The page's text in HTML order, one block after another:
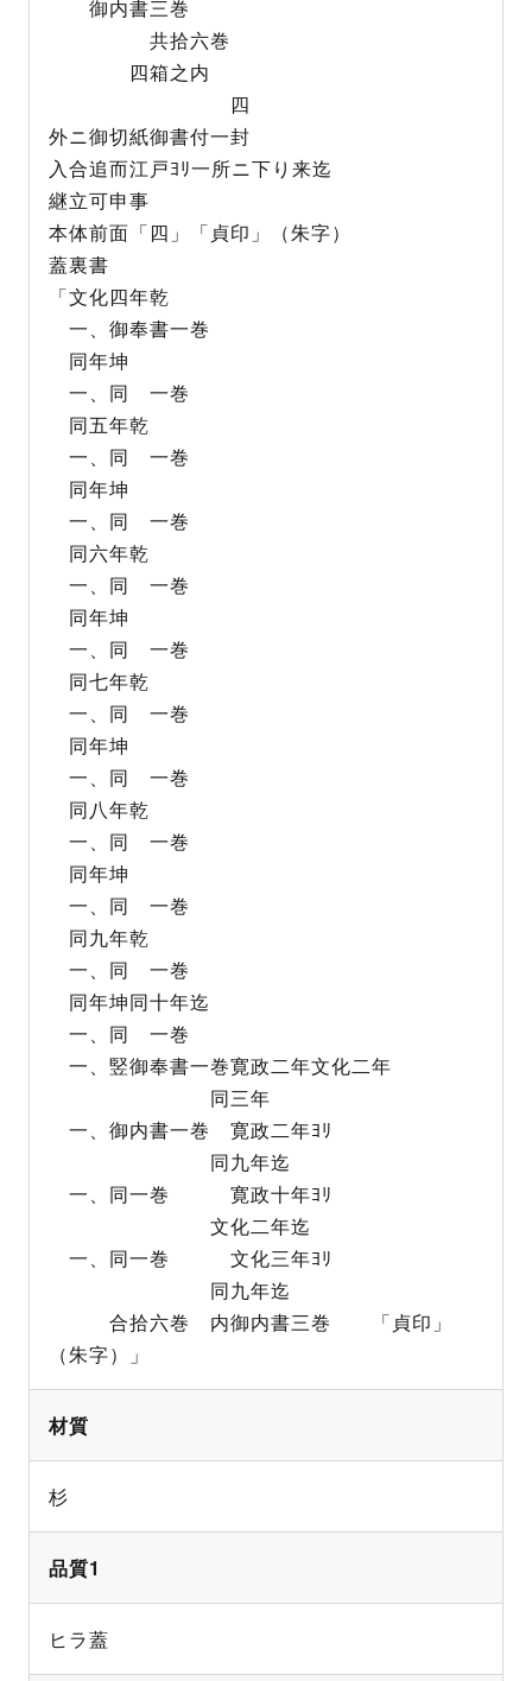
御内書三巻
共拾六巻
四箱之内
四
外ニ御切紙御書付一封
入合追而江戸ﾖﾘ一所ニ下り来迄
継立可申事
本体前面「四」「貞印」（朱字）
蓋裏書
「文化四年乾
一、御奉書一巻
同年坤
一、同 一巻
同五年乾
一、同 一巻
同年坤
一、同 一巻
同六年乾
一、同 一巻
同年坤
一、同 一巻
同七年乾
一、同 一巻
同年坤
一、同 一巻
同八年乾
一、同 一巻
同年坤
一、同 一巻
同九年乾
一、同 一巻
同年坤同十年迄
一、同 一巻
一、竪御奉書一巻寛政二年文化二年
同三年
一、御内書一巻 寛政二年ﾖﾘ
同九年迄
一、同一巻 寛政十年ﾖﾘ
文化二年迄
一、同一巻 文化三年ﾖﾘ
同九年迄
合拾六巻 内御内書三巻 「貞印」
（朱字）」
材質
杉
品質1
ヒラ蓋